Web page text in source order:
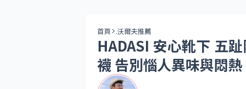
首頁 .沃爾夫推薦
HADASI 安心靴下 五
襪 告別惱人異味與悶